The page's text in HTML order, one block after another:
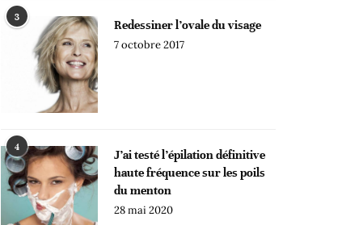
3
Redessiner l’ovale du visage
7 octobre 2017
4
J’ai testé l’épilation définitive
haute fréquence sur les poils
du menton
28 mai 2020